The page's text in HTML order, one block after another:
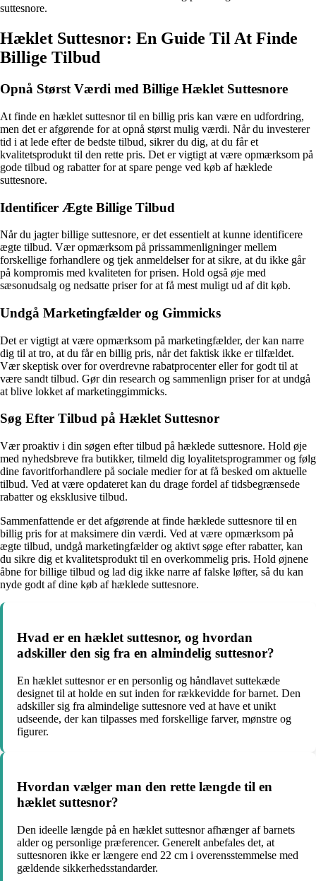
suttesnore.
Hæklet Suttesnor: En Guide Til At Finde
Billige Tilbud
Opnå Størst Værdi med Billige Hæklet Suttesnore
At finde en hæklet suttesnor til en billig pris kan være en udfordring,
men det er afgørende for at opnå størst mulig værdi. Når du investerer
tid i at lede efter de bedste tilbud, sikrer du dig, at du får et
kvalitetsprodukt til den rette pris. Det er vigtigt at være opmærksom på
gode tilbud og rabatter for at spare penge ved køb af hæklede
suttesnore.
Identificer Ægte Billige Tilbud
Når du jagter billige suttesnore, er det essentielt at kunne identificere
ægte tilbud. Vær opmærksom på prissammenligninger mellem
forskellige forhandlere og tjek anmeldelser for at sikre, at du ikke går
på kompromis med kvaliteten for prisen. Hold også øje med
sæsonudsalg og nedsatte priser for at få mest muligt ud af dit køb.
Undgå Marketingfælder og Gimmicks
Det er vigtigt at være opmærksom på marketingfælder, der kan narre
dig til at tro, at du får en billig pris, når det faktisk ikke er tilfældet.
Vær skeptisk over for overdrevne rabatprocenter eller for godt til at
være sandt tilbud. Gør din research og sammenlign priser for at undgå
at blive lokket af marketinggimmicks.
Søg Efter Tilbud på Hæklet Suttesnor
Vær proaktiv i din søgen efter tilbud på hæklede suttesnore. Hold øje
med nyhedsbreve fra butikker, tilmeld dig loyalitetsprogrammer og følg
dine favoritforhandlere på sociale medier for at få besked om aktuelle
tilbud. Ved at være opdateret kan du drage fordel af tidsbegrænsede
rabatter og eksklusive tilbud.
Sammenfattende er det afgørende at finde hæklede suttesnore til en
billig pris for at maksimere din værdi. Ved at være opmærksom på
ægte tilbud, undgå marketingfælder og aktivt søge efter rabatter, kan
du sikre dig et kvalitetsprodukt til en overkommelig pris. Hold øjnene
åbne for billige tilbud og lad dig ikke narre af falske løfter, så du kan
nyde godt af dine køb af hæklede suttesnore.
Hvad er en hæklet suttesnor, og hvordan
adskiller den sig fra en almindelig suttesnor?
En hæklet suttesnor er en personlig og håndlavet suttekæde
designet til at holde en sut inden for rækkevidde for barnet. Den
adskiller sig fra almindelige suttesnore ved at have et unikt
udseende, der kan tilpasses med forskellige farver, mønstre og
figurer.
Hvordan vælger man den rette længde til en
hæklet suttesnor?
Den ideelle længde på en hæklet suttesnor afhænger af barnets
alder og personlige præferencer. Generelt anbefales det, at
suttesnoren ikke er længere end 22 cm i overensstemmelse med
gældende sikkerhedsstandarder.